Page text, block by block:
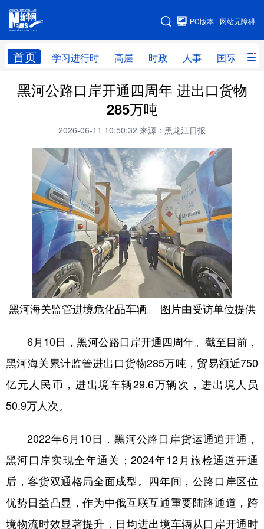
网站无障碍
PC版本
首页 学习进行时 高层 时政 人事 国际 财
网站地图
学习进行时 高层 时政 人事
财经 网评
全球连线
科技 科普 体育
健康 军事 访谈 视频
图片 中央文件 金融 汽车
人居 信息化 乡村振兴
溯源中国 城市 旅游 能源
会展 彩票 时尚
悦读 公益 书画 一带一路
亚太网 上市公司 投教基地
地方频道
北京
辽宁 吉林 上海 江苏
浙江 安徽 福建 江西
山东 河南 湖北 湖南
广东 广西 海南 重庆
黑河公路口岸开通四周年 进出口货物
285万吨
2026-06-11 10:50:32 来源：黑龙江日报
黑河海关监管进境危化品车辆。 图片由受访单位提供
6月10日，黑河公路口岸开通四周年。截至目前，
黑河海关累计监管进出口货物285万吨，贸易额近750
亿元人民币，进出境车辆29.6万辆次，进出境人员
50.9万人次。
2022年6月10日，黑河公路口岸货运通道开通，
黑河口岸实现全年通关；2024年12月旅检通道开通
后，客货双通格局全面成型。四年间，公路口岸区位
优势日益凸显，作为中俄互联互通重要陆路通道，跨
境物流时效显著提升，日均进出境车辆从口岸开通时